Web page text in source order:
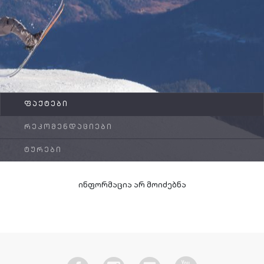
კონტაქტი
ᲤᲐᲥᲢᲔᲑᲘ
ᲠᲔᲙᲝᲛᲔᲜᲓᲐᲪᲘᲔᲑᲘ
ᲢᲣᲠᲔᲑᲘ
ინფორმაცია არ მოიძებნა